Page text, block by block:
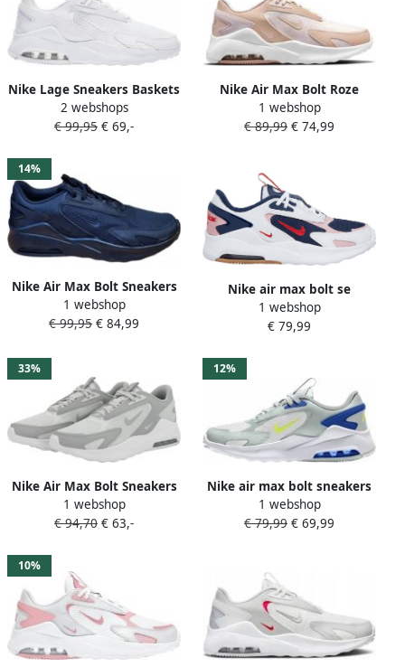
Nike Lage Sneakers Baskets
Air Max Bolt réactif grâce à
l'unité Max Air
2 webshops
€ 99,95 € 69,-
Nike Air Max Bolt Roze
Sneakers
1 webshop
€ 89,99 € 74,99
14%
Nike Air Max Bolt Sneakers
Unisex
1 webshop
€ 99,95 € 84,99
Nike air max bolt se
sneakers wit blauw
kinderen
1 webshop
€ 79,99
33%
Nike Air Max Bolt Sneakers
Pure Platinum Wolf Grey-
White Grijs Wit Air Max
1 webshop
€ 94,70 € 63,-
12%
Nike air max bolt sneakers
grijs blauw kinderen
1 webshop
€ 79,99 € 69,99
10%